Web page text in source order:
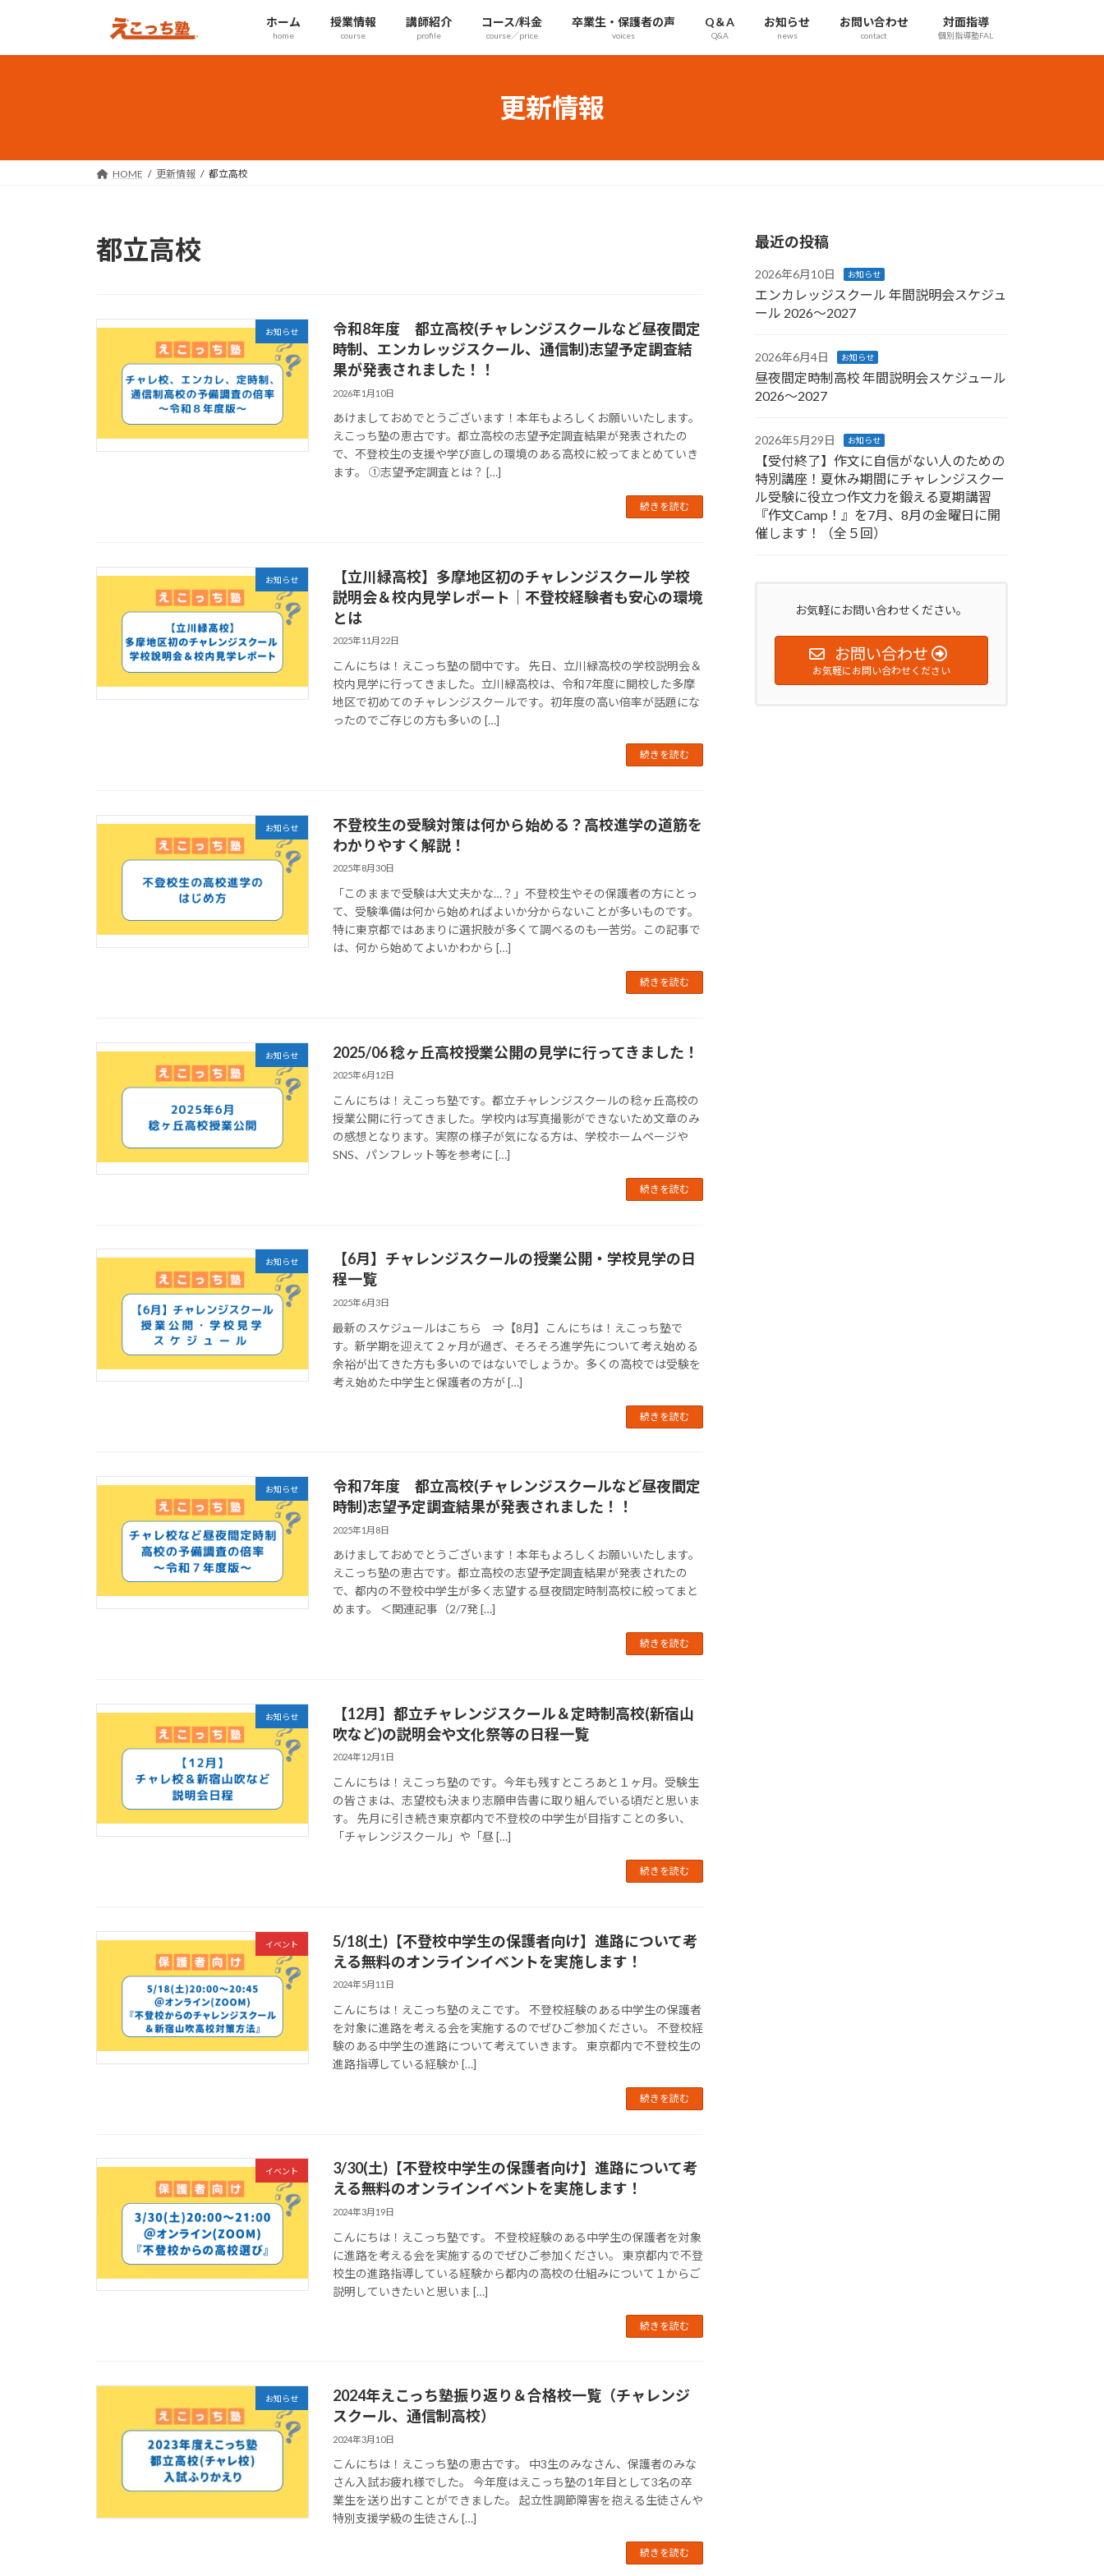
ホーム
home
授業情報
course
講師紹介
profile
コース/料金
course／price
卒業生・保護者の声
voices
Q＆A
Q&A
お知らせ
news
お問い合わせ
contact
対面指導
個別指導塾FAL
更新情報
HOME 更新情報 都立高校
都立高校
お知らせ
令和8年度 都立高校(チャレンジスクールなど昼夜間定
時制、エンカレッジスクール、通信制)志望予定調査結
果が発表されました！！
2026年1月10日
あけましておめでとうございます！本年もよろしくお願いいたします。
えこっち塾の恵古です。都立高校の志望予定調査結果が発表されたの
で、不登校生の支援や学び直しの環境のある高校に絞ってまとめていき
ます。 ①志望予定調査とは？ […]
続きを読む
お知らせ
【立川緑高校】多摩地区初のチャレンジスクール 学校
説明会＆校内見学レポート｜不登校経験者も安心の環境
とは
2025年11月22日
こんにちは！えこっち塾の間中です。 先日、立川緑高校の学校説明会＆
校内見学に行ってきました。立川緑高校は、令和7年度に開校した多摩
地区で初めてのチャレンジスクールです。初年度の高い倍率が話題にな
ったのでご存じの方も多いの […]
続きを読む
お知らせ
不登校生の受験対策は何から始める？高校進学の道筋を
わかりやすく解説！
2025年8月30日
「このままで受験は大丈夫かな…？」不登校生やその保護者の方にとっ
て、受験準備は何から始めればよいか分からないことが多いものです。
特に東京都ではあまりに選択肢が多くて調べるのも一苦労。この記事で
は、何から始めてよいかわから […]
続きを読む
お知らせ 2025/06 稔ヶ丘高校授業公開の見学に行ってきました！
2025年6月12日
こんにちは！えこっち塾です。都立チャレンジスクールの稔ヶ丘高校の
授業公開に行ってきました。学校内は写真撮影ができないため文章のみ
の感想となります。実際の様子が気になる方は、学校ホームページや
SNS、パンフレット等を参考に […]
続きを読む
お知らせ
【6月】チャレンジスクールの授業公開・学校見学の日
程一覧
2025年6月3日
最新のスケジュールはこちら ⇒【8月】こんにちは！えこっち塾で
す。新学期を迎えて２ヶ月が過ぎ、そろそろ進学先について考え始める
余裕が出てきた方も多いのではないでしょうか。多くの高校では受験を
考え始めた中学生と保護者の方が […]
続きを読む
お知らせ
令和7年度 都立高校(チャレンジスクールなど昼夜間定
時制)志望予定調査結果が発表されました！！
2025年1月8日
あけましておめでとうございます！本年もよろしくお願いいたします。
えこっち塾の恵古です。都立高校の志望予定調査結果が発表されたの
で、都内の不登校中学生が多く志望する昼夜間定時制高校に絞ってまと
めます。 ＜関連記事（2/7発 […]
続きを読む
お知らせ
【12月】都立チャレンジスクール＆定時制高校(新宿山
吹など)の説明会や文化祭等の日程一覧
2024年12月1日
こんにちは！えこっち塾のです。今年も残すところあと１ヶ月。受験生
の皆さまは、志望校も決まり志願申告書に取り組んでいる頃だと思いま
す。 先月に引き続き東京都内で不登校の中学生が目指すことの多い、
「チャレンジスクール」や「昼 […]
続きを読む
イベント
5/18(土)【不登校中学生の保護者向け】進路について考
える無料のオンラインイベントを実施します！
2024年5月11日
こんにちは！えこっち塾のえこです。 不登校経験のある中学生の保護者
を対象に進路を考える会を実施するのでぜひご参加ください。 不登校経
験のある中学生の進路について考えていきます。 東京都内で不登校生の
進路指導している経験か […]
続きを読む
イベント
3/30(土)【不登校中学生の保護者向け】進路について考
える無料のオンラインイベントを実施します！
2024年3月19日
こんにちは！えこっち塾です。 不登校経験のある中学生の保護者を対象
に進路を考える会を実施するのでぜひご参加ください。 東京都内で不登
校生の進路指導している経験から都内の高校の仕組みについて１からご
説明していきたいと思いま […]
続きを読む
お知らせ
2024年えこっち塾振り返り＆合格校一覧（チャレンジ
スクール、通信制高校）
2024年3月10日
こんにちは！えこっち塾の恵古です。 中3生のみなさん、保護者のみな
さん入試お疲れ様でした。 今年度はえこっち塾の1年目として3名の卒
業生を送り出すことができました。 起立性調節障害を抱える生徒さんや
特別支援学級の生徒さん […]
続きを読む
最近の投稿
2026年6月10日 お知らせ
エンカレッジスクール 年間説明会スケジュ
ール 2026〜2027
2026年6月4日 お知らせ
昼夜間定時制高校 年間説明会スケジュール
2026〜2027
2026年5月29日 お知らせ
【受付終了】作文に自信がない人のための
特別講座！夏休み期間にチャレンジスクー
ル受験に役立つ作文力を鍛える夏期講習
『作文Camp！』を7月、8月の金曜日に開
催します！（全５回）
お気軽にお問い合わせください。
お問い合わせ
お気軽にお問い合わせください